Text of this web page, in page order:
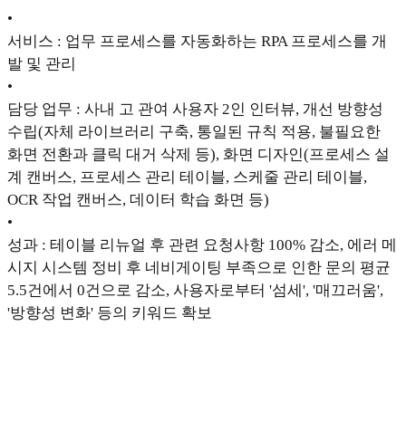
•
서비스 : 업무 프로세스를 자동화하는 RPA 프로세스를 개
발 및 관리
•
담당 업무 : 사내 고 관여 사용자 2인 인터뷰, 개선 방향성
수립(자체 라이브러리 구축, 통일된 규칙 적용, 불필요한
화면 전환과 클릭 대거 삭제 등), 화면 디자인(프로세스 설
계 캔버스, 프로세스 관리 테이블, 스케줄 관리 테이블,
OCR 작업 캔버스, 데이터 학습 화면 등)
•
성과 : 테이블 리뉴얼 후 관련 요청사항 100% 감소, 에러 메
시지 시스템 정비 후 네비게이팅 부족으로 인한 문의 평균
5.5건에서 0건으로 감소, 사용자로부터 '섬세', '매끄러움',
'방향성 변화' 등의 키워드 확보